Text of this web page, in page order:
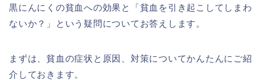
黒にんにくの貧血への効果と「貧血を引き起こしてしまわ
ないか？」という疑問についてお答えします。
まずは、貧血の症状と原因、対策についてかんたんにご紹
介しておきます。